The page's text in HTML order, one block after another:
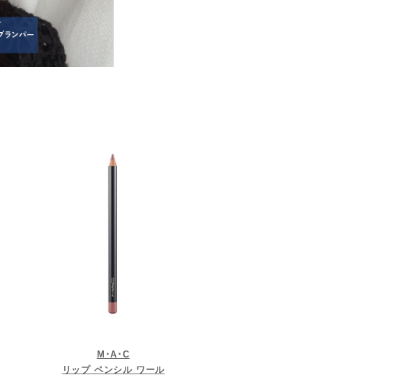
M･A･C
リップ ペンシル ワール